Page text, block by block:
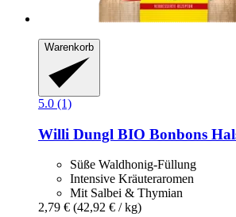
Warenkorb
5.0 (1)
Willi Dungl BIO Bonbons
Süße Waldhonig-Füllung
Intensive Kräuteraromen
Mit Salbei & Thymian
2,79 € (42,92 € / kg)